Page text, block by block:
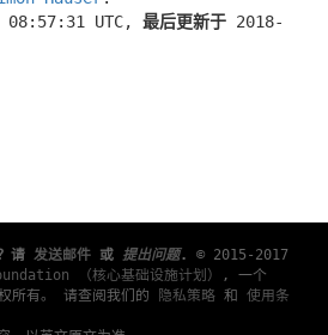
08:57:31 UTC, 最后更新于 2018-
请 发送邮件 或 提出问题.
© 2015-2017
（核心基础设施计划）
, 一个
所有。 请查阅我们的 隐私策略 和 使用条